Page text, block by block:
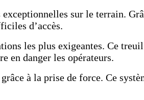
sur le terrain.
d’accès.
les plus exigeantes. Ce
en danger les opérateurs.
à la prise de force. Ce